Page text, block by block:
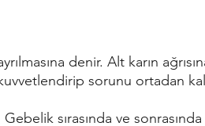
denir. Alt karın
sorunu ortadan